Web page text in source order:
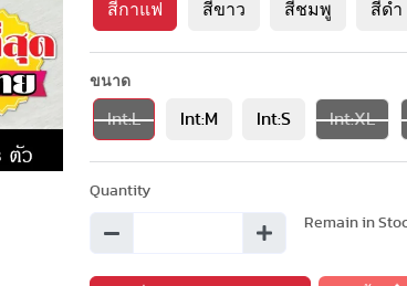
สีกาแฟ สีขาว สีชมพู สีดำ
ขนาด
Int:L Int:M Int:S Int:XL
Quantity
Remain in